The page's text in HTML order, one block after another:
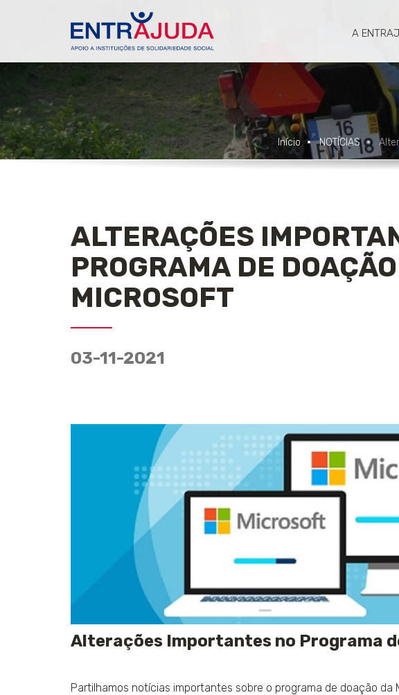
A
Início NOTÍCIAS
ALTERAÇÕES
PROGRAMA DE
MICROSOFT
03-11-2021
Alterações Importantes no Programa
Partilhamos notícias importantes sobre o programa de doação da
Erasmus+
Transformação Digital
no Setor Social
O projeto Education Towards Digital
Transformation (ETDT) visa fortalecer
as capacidades dos parceiros da
TechSoup em vários países,
nomeadamente Portugal, República
Checa, Áustria e Hungria para
aquisição e melhoria de competências
online.
JUL